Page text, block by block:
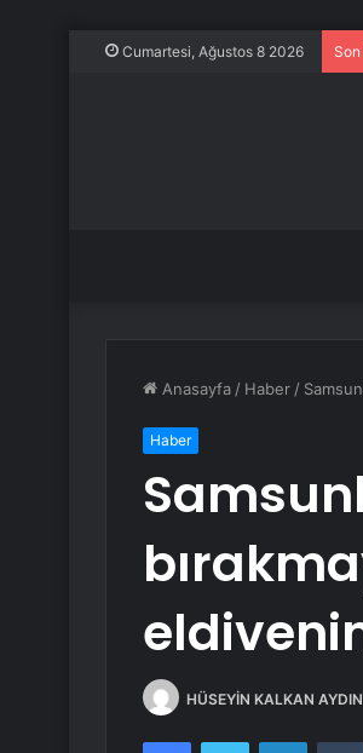
Cumartesi, Ağustos 8 2026
Anasayfa / Haber /
Haber
HÜSEYİN KALKAN AYDIN
FacebookTwitter